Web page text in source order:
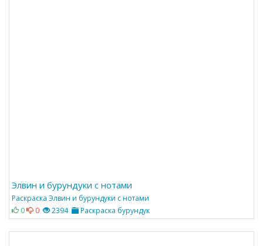
Элвин и бурундуки с нотами
Раскраска Элвин и бурундуки с нотами
0
0 2394 Раскраска бурундук